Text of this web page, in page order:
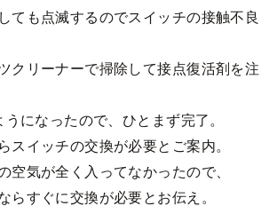
ても点滅するのでスイッチの接触不良
クリーナーで掃除して接点復活剤を注
になったので、ひとまず完了。
スイッチの交換が必要とご案内。
空気が全く入ってなかったので、
らすぐに交換が必要とお伝え。